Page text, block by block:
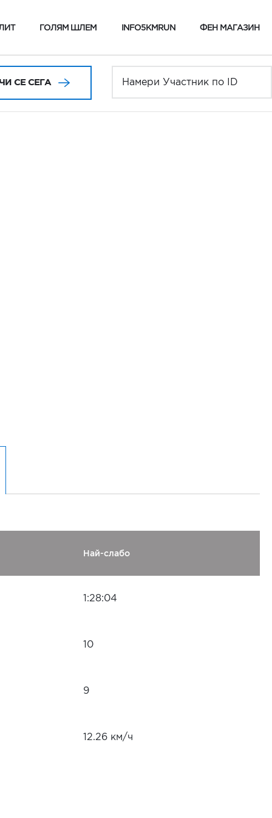
ГОЛЯМ ШЛЕМ INFO5KMRUN ФЕН МАГАЗИН
СЕ СЕГА
Най-слабо
1:28:04
10
9
12.26 км/ч